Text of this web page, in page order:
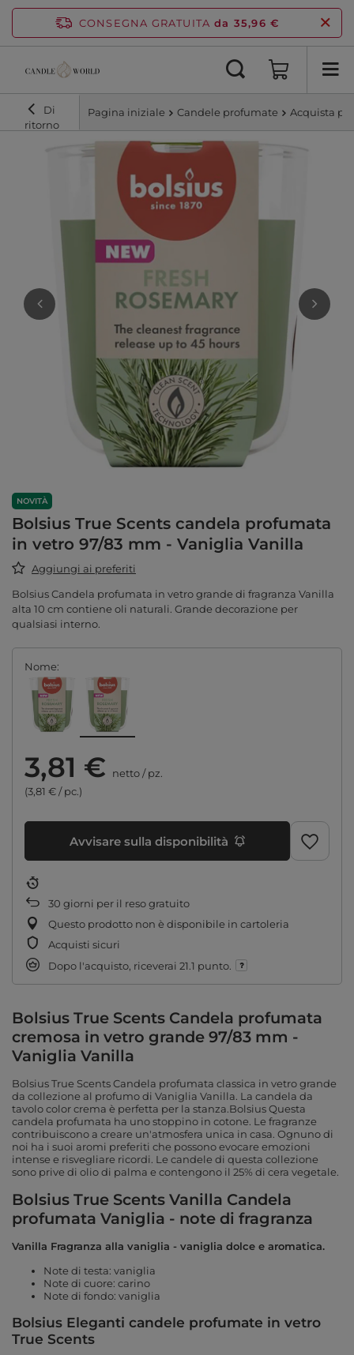
CONSEGNA GRATUITA da 35,96 €
Di
ritorno
Pagina iniziale Candele profumate Acquista per
NOVITÀ
Bolsius True Scents candela profumata
in vetro 97/83 mm - Vaniglia Vanilla
Aggiungi ai preferiti
Bolsius Candela profumata in vetro grande di fragranza Vanilla
alta 10 cm contiene oli naturali. Grande decorazione per
qualsiasi interno.
Nome
3,81 € netto/pz.
(3,81 € / pc.)
Avvisare sulla disponibilità
30 giorni per il reso gratuito
Questo prodotto non è disponibile in cartoleria
Acquisti sicuri
Dopo l'acquisto, riceverai 21.1 punto.
Bolsius True Scents Candela profumata
cremosa in vetro grande 97/83 mm -
Vaniglia Vanilla
Bolsius True Scents Candela profumata classica in vetro grande
da collezione al profumo di Vaniglia Vanilla. La candela da
tavolo color crema è perfetta per la stanza.Bolsius Questa
candela profumata ha uno stoppino in cotone. Le fragranze
contribuiscono a creare un'atmosfera unica in casa. Ognuno di
noi ha i suoi aromi preferiti che possono evocare emozioni
intense e risvegliare ricordi. Le candele di questa collezione
sono prive di olio di palma e contengono il 25% di cera vegetale.
Bolsius True Scents Vanilla Candela
profumata Vaniglia - note di fragranza
Vanilla Fragranza alla vaniglia - vaniglia dolce e aromatica.
Note di testa: vaniglia
Note di cuore: carino
Note di fondo: vaniglia
Bolsius Eleganti candele profumate in vetro
True Scents